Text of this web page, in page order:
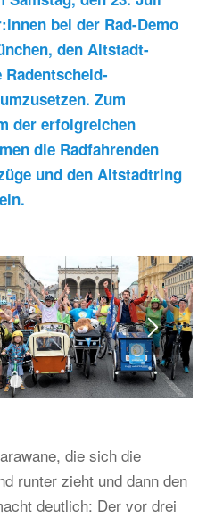
bei der Rad-Demo
den Altstadt-
Zum
der erfolgreichen
die Radfahrenden
und den Altstadtring
1 2 3 4
die sich die
runter zieht und dann den
deutlich: Der vor drei